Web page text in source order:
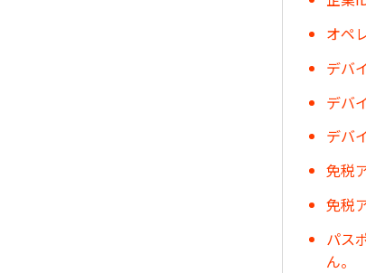
オペ
デバ
デバ
デバ
免税
免税
パス
ん